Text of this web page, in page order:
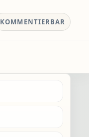
KOMMENTIERBAR